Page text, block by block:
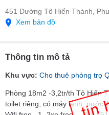
451 Đường Tô Hiến Thành,
Xem bản đồ
Thông tin mô tả
Khu vực: Cho thuê phòng trọ
Phòng 18m2 -3,2tr/th Tô Hiến
toilet riêng, có máy lạnh, nước